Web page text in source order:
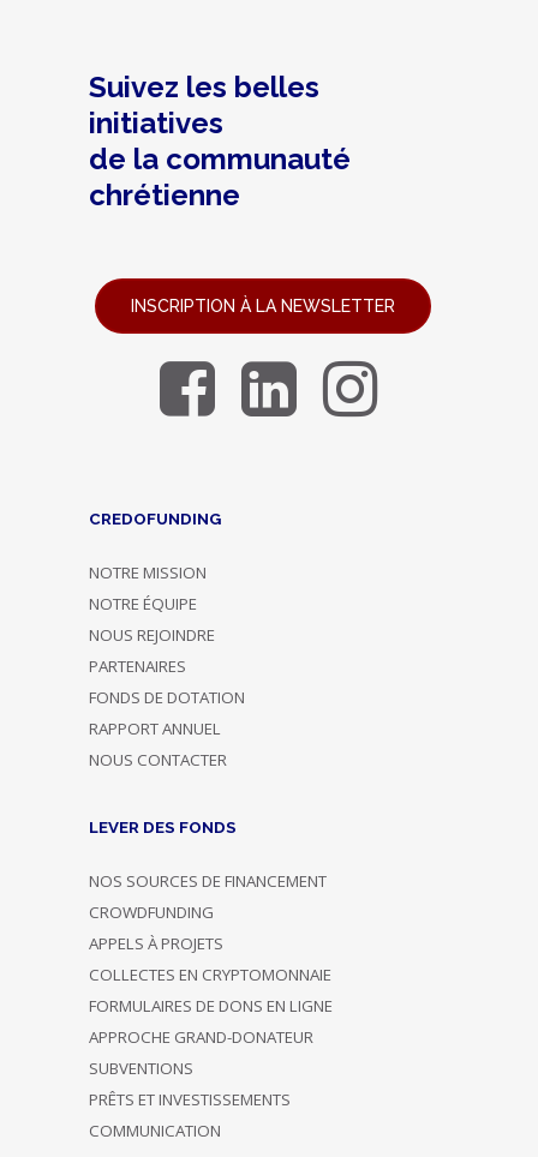
Suivez les belles
initiatives
de la communauté
chrétienne
INSCRIPTION À LA NEWSLETTER
CREDOFUNDING
NOTRE MISSION
NOTRE ÉQUIPE
NOUS REJOINDRE
PARTENAIRES
FONDS DE DOTATION
RAPPORT ANNUEL
NOUS CONTACTER
LEVER DES FONDS
NOS SOURCES DE FINANCEMENT
CROWDFUNDING
APPELS À PROJETS
COLLECTES EN CRYPTOMONNAIE
FORMULAIRES DE DONS EN LIGNE
APPROCHE GRAND-DONATEUR
SUBVENTIONS
PRÊTS ET INVESTISSEMENTS
COMMUNICATION